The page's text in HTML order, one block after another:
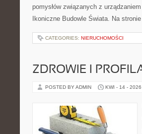
pomysłów związanych z
Ikoniczne Budowle Świata. Na
CATEGORIES: NIERUCHOMOŚCI
ZDROWIE I
POSTED BY ADMIN KWI - 14 - 2026